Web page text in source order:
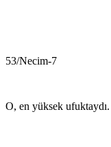
53/Necim-7
O, en yüksek ufuktaydı.